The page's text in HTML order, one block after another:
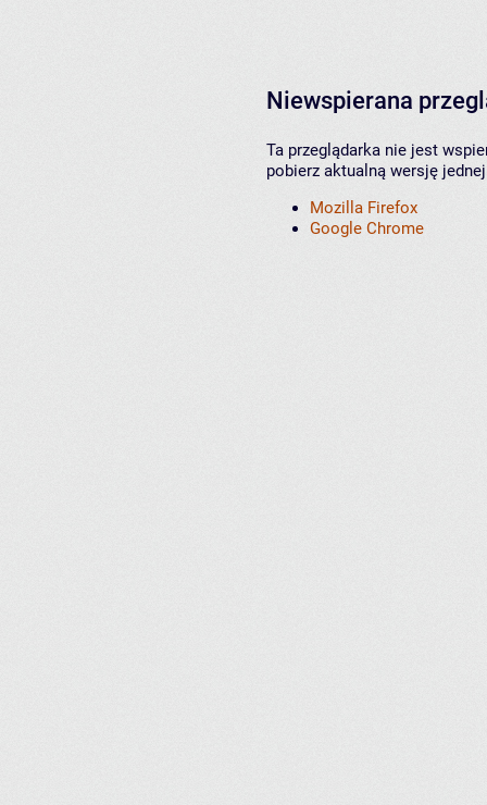
Niewspierana
Ta przeglądarka nie jest
pobierz aktualną wersję
Mozilla Firefox
Google Chrome